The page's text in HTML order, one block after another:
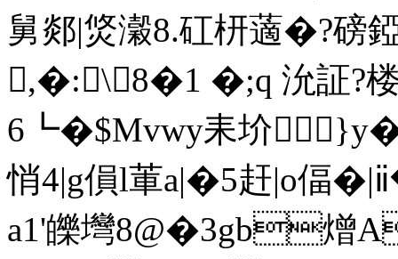
舅郯|焂瀔8.矼枅藡�?磅
,�:\8�1 �;q 沇証?
6┗�$Mvwy耒圿
悄4|g傊l莗a|�5赶|o偪
a1'皪壪8@�3gb熷